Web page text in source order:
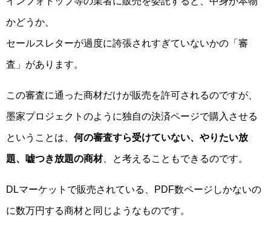
かどうか、
セールスレターが過度に誇張されすぎていないかの「審
査」があります。
この審査に通った商材だけが販売を許可されるのですが、
墨家プロジェクトのように独自の決済ページで購入させる
ということは、 何の審査すら受けていない、やりたい放
題、嘘つき放題の商材、と考えることもできるのです。
DLマーケットで販売されている、PDF数ページしかないの
に数万円する商材と同じようなものです。